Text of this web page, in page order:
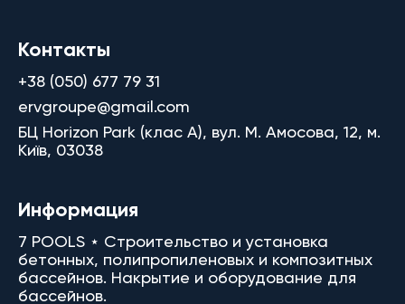
Контакты
+38 (050) 677 79 31
ervgroupe@gmail.com
БЦ Horizon Park (клас A), вул. М. Амосова, 12, м.
Київ, 03038
Информация
7 POOLS ⋆ Строительство и установка
бетонных, полипропиленовых и композитных
бассейнов. Накрытие и оборудование для
бассейнов.